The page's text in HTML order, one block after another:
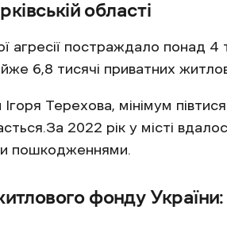
області
агресії постраждало понад 4
6,8 тисячі приватних
Терехова, мінімум
2022 рік у місті
пошкодженнями.
фонду України: